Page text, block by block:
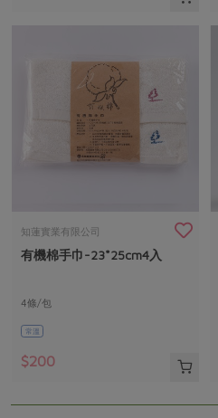
知蓮實業有限公司
有機棉手巾-23*25cm4入
4條/包
常溫
$200